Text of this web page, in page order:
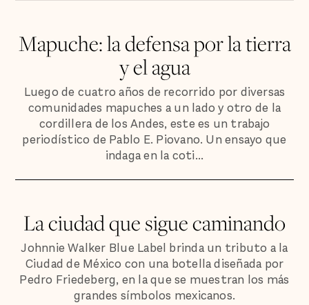
Mapuche: la defensa por la tierra
y el agua
Luego de cuatro años de recorrido por diversas
comunidades mapuches a un lado y otro de la
cordillera de los Andes, este es un trabajo
periodístico de Pablo E. Piovano. Un ensayo que
indaga en la coti...
La ciudad que sigue caminando
Johnnie Walker Blue Label brinda un tributo a la
Ciudad de México con una botella diseñada por
Pedro Friedeberg, en la que se muestran los más
grandes símbolos mexicanos.